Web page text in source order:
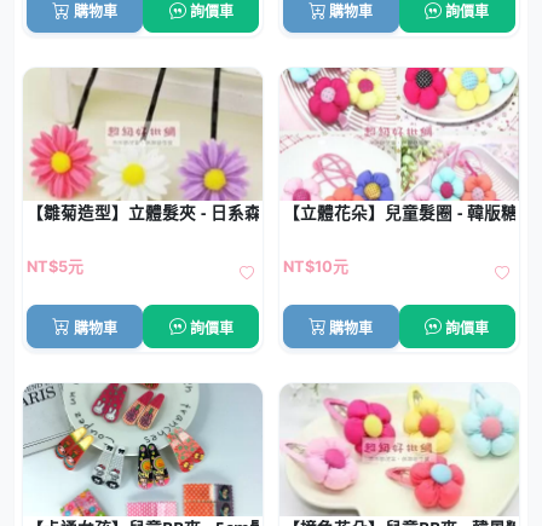
購物車 詢價車 購物車 詢價車
【雛菊造型】立體髮夾 - 日系森林風髮飾
NT$5元
購物車 詢價車
【立體花朵】兒童髮圈 - 韓版糖果
NT$10元
購物車 詢價車